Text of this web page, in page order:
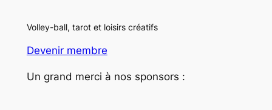
Volley-ball, tarot et loisirs créatifs
Devenir membre
Un grand merci à nos sponsors :